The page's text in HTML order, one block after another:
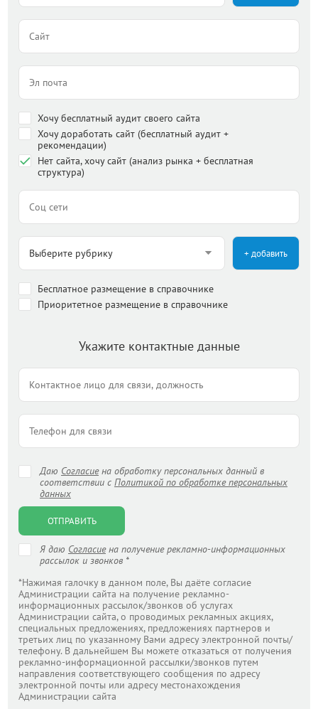
Хочу бесплатный аудит своего сайта
Хочу доработать сайт (бесплатный аудит +
рекомендации)
Нет сайта, хочу сайт (анализ рынка + бесплатная
структура)
+ добавить
Бесплатное размещение в справочнике
Приоритетное размещение в справочнике
Укажите контактные данные
Даю Согласиена обработку персональных данный в
соответствии с Политикой по обработке персональных
данных
ОТПРАВИТЬ
Я даю Согласиена получение рекламно-информационных
рассылок и звонков *
*Нажимая галочку в данном поле, Вы даёте согласие
Администрации сайта на получение рекламно-
информационных рассылок/звонков об услугах
Администрации сайта, о проводимых рекламных акциях,
специальных предложениях, предложениях партнеров и
третьих лиц по указанному Вами адресу электронной почты/
телефону. В дальнейшем Вы можете отказаться от получения
рекламно-информационной рассылки/звонков путем
направления соответствующего сообщения по адресу
электронной почты или адресу местонахождения
Администрации сайта